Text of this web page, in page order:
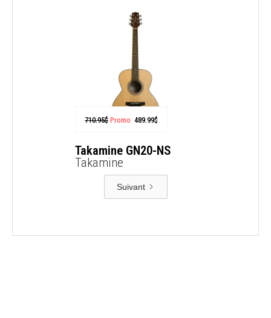
710.95$ Promo 489.99$
Takamine GN20-NS
Takamine
Suivant